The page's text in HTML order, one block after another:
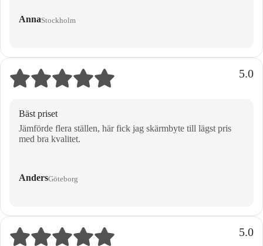
AnnaStockholm
5.0
Bäst priset
Jämförde flera ställen, här fick jag skärmbyte till lägst pris
med bra kvalitet.
AndersGöteborg
5.0